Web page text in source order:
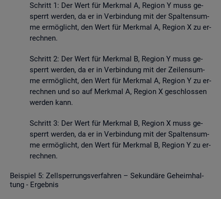
Schritt 1: Der Wert für Merk­mal A, Re­gi­on Y muss ge­
sperrt wer­den, da er in Ver­bin­dung mit der Spal­ten­sum­
me er­mög­licht, den Wert für Merk­mal A, Re­gi­on X zu er­
rech­nen.
Schritt 2: Der Wert für Merk­mal B, Re­gi­on Y muss ge­
sperrt wer­den, da er in Ver­bin­dung mit der Zei­len­sum­
me er­mög­licht, den Wert für Merk­mal A, Re­gi­on Y zu er­
rech­nen und so auf Merk­mal A, Re­gi­on X ge­schlos­sen
wer­den kann.
Schritt 3: Der Wert für Merk­mal B, Re­gi­on X muss ge­
sperrt wer­den, da er in Ver­bin­dung mit der Spal­ten­sum­
me er­mög­licht, den Wert für Merk­mal B, Re­gi­on Y zu er­
rech­nen.
Bei­spiel 5: Zell­sper­rungs­ver­fah­ren – Se­kun­dä­re Ge­heim­hal­
tung - Er­geb­nis